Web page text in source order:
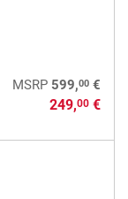
MSRP 599,00€
249,00€